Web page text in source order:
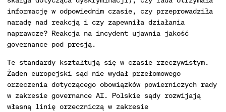
informację w odpowiednim czasie, czy przeprowadziła
naradę nad reakcją i czy zapewniła działania
naprawcze? Reakcja na incydent ujawnia jakość
governance pod presją.
Te standardy kształtują się w czasie rzeczywistym.
Żaden europejski sąd nie wydał przełomowego
orzeczenia dotyczącego obowiązków powierniczych rady
w zakresie governance AI. Polskie sądy rozwijają
własną linię orzeczniczą w zakresie